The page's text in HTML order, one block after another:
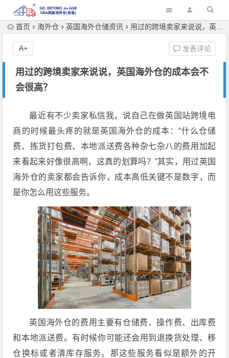
首页 海外仓 英国海外仓储资讯 用过的跨境卖家来说说，英国海外仓的成本会不会很高？
用过的跨境卖家来说说，英国海外仓的成本会不
会很高？
发表评论
A+
最近有不少卖家私信我，说自己在做英国站跨境电
商的时候最头疼的就是英国海外仓的成本：“什么仓储
费、拣货打包费、本地派送费各种杂七杂八的费用加起
来看起来好像很高啊，这真的划算吗？”其实，用过英国
海外仓的卖家都会告诉你，成本高低关键不是数字，而
是你怎么用这些服务。
英国海外仓的费用主要有仓储费、操作费、出库费
和本地派送费。有时候你可能还会用到退换货处理、移
仓换标或者清库存服务。那这些服务看似是额外的开